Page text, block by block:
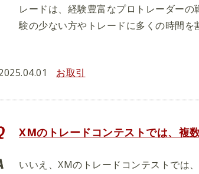
レードは、経験豊富なプロトレーダー
験の少ない方やトレードに多くの時間を
お取引
XMのトレードコンテストでは、複
いいえ、XMのトレードコンテストでは